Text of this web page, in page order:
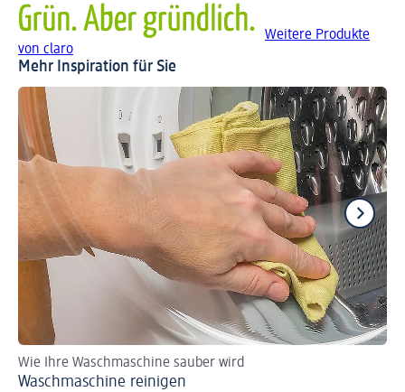
Weitere Produkte
von claro
Mehr Inspiration für Sie
Wie Ihre Waschmaschine sauber wird
Waschmaschine reinigen